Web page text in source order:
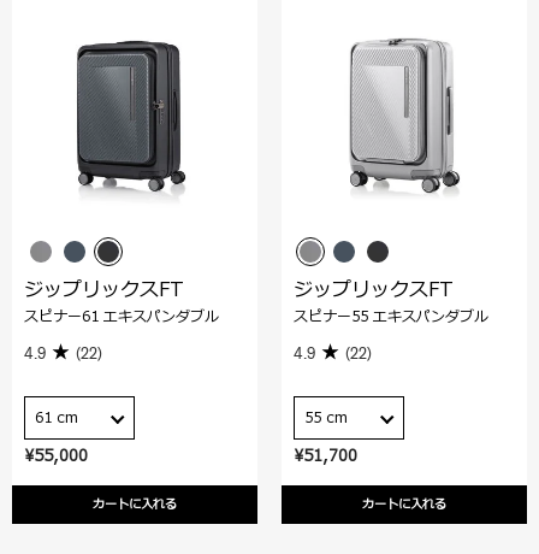
¥55,000
カートに入れる
ジップリックスFT
スピナー61 エキスパンダブル
4.9 (22)
61 cm
¥51,700
カートに入れる
ジップリックスFT
スピナー55 エキスパンダブル
4.9 (22)
55 cm